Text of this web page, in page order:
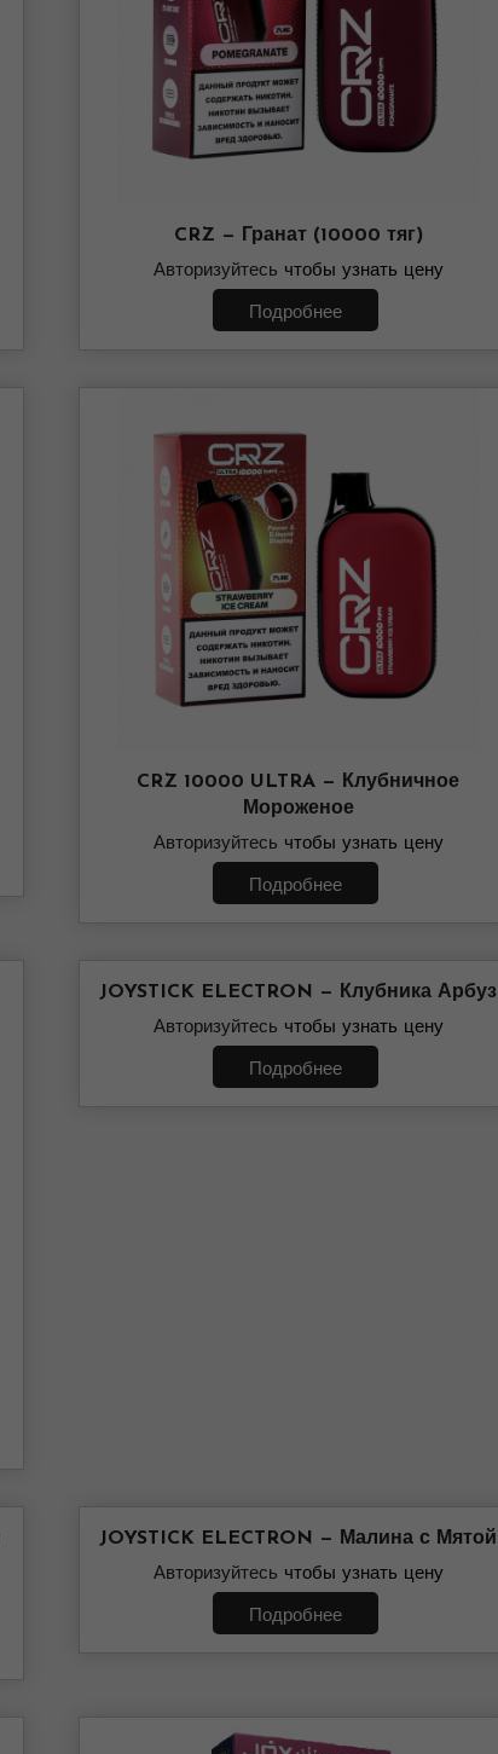
CRZ — Гранат (10000 тяг)
Авторизуйтесь чтобы узнать цену
Подробнее
CRZ 10000 ULTRA — Клубничное
Мороженое
Авторизуйтесь чтобы узнать цену
Подробнее
JOYSTICK ELECTRON — Клубника Арбуз
Авторизуйтесь чтобы узнать цену
Подробнее
JOYSTICK ELECTRON — Малина с Мятой
Авторизуйтесь чтобы узнать цену
Подробнее